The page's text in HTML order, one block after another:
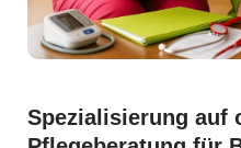
Spezialisierung auf